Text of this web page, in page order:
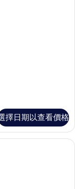
擇日期以查看價格
特大雙人床, 露台 | 迷